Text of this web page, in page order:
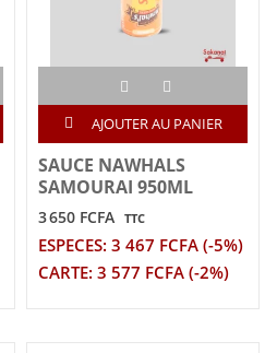
AJOUTER AU PANIER
SAUCE NAWHALS
SAMOURAI 950ML
3 650 FCFA TTC
ESPECES: 3 467 FCFA (-5%)
CARTE: 3 577 FCFA (-2%)